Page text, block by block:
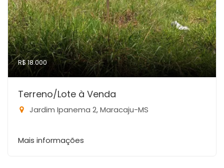
R$ 18.000
Terreno/Lote à Venda
Jardim Ipanema 2, Maracaju-MS
Mais informações